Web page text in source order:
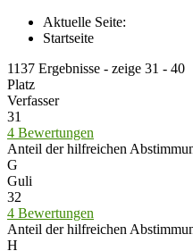
Aktuelle Seite:
Startseite
1137 Ergebnisse - zeige 31 - 40
Platz
Verfasser
31
4 Bewertungen
Anteil der hilfreichen
G
Guli
32
4 Bewertungen
Anteil der hilfreichen
H